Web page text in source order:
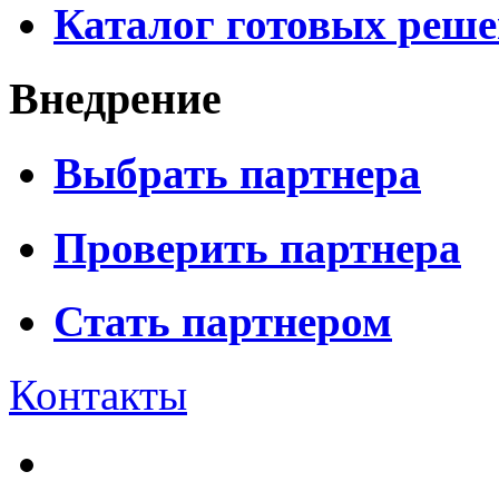
Каталог готовых
Внедрение
Выбрать партнера
Проверить партнера
Стать партнером
Контакты